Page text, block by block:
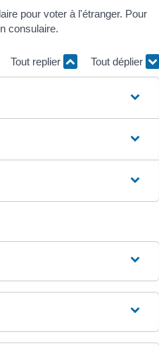
pour voter à l'étranger. Pour
consulaire.
Tout replier Tout déplier